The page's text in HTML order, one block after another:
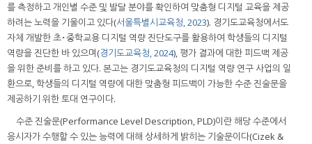
를 측정하고 개인별 수준 및 발달 분야를 확인하여 맞춤형 디지털 교육을 제공
하려는 노력을 기울이고 있다(서울특별시교육청, 2023). 경기도교육청에서도
자체 개발한 초･중학교용 디지털 역량 진단도구를 활용하여 학생들의 디지털
역량을 진단한 바 있으며(경기도교육청, 2024), 평가 결과에 대한 피드백 제공
을 위한 준비를 하고 있다. 본고는 경기도교육청의 디지털 역량 연구 사업의 일
환으로, 학생들의 디지털 역량에 대한 맞춤형 피드백이 가능한 수준 진술문을
제공하기 위한 토대 연구이다.
수준 진술문(Performance Level Description, PLD)이란 해당 수준에서
응시자가 수행할 수 있는 능력에 대해 상세하게 밝히는 기술문이다(Cizek &